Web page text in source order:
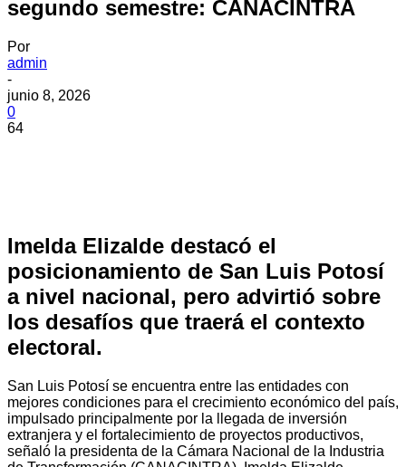
segundo semestre: CANACINTRA
Por
admin
-
junio 8, 2026
0
64
Imelda Elizalde destacó el
posicionamiento de San Luis Potosí
a nivel nacional, pero advirtió sobre
los desafíos que traerá el contexto
electoral.
San Luis Potosí se encuentra entre las entidades con
mejores condiciones para el crecimiento económico del país,
impulsado principalmente por la llegada de inversión
extranjera y el fortalecimiento de proyectos productivos,
señaló la presidenta de la Cámara Nacional de la Industria